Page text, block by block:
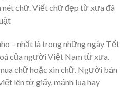
nét chữ. Viết chữ đẹp từ xưa đã
– nhất là trong những ngày Tết
của người Việt Nam từ xưa.
chữ hoặc xin chữ. Người bán
lên tờ giấy, mảnh lụa hay